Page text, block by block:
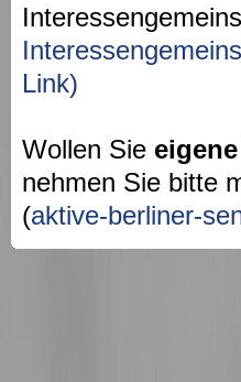
Link)
Wollen Sie
nehmen Sie bitte
(aktive-berliner-